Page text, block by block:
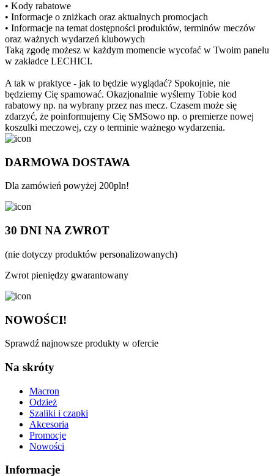
• Kody rabatowe
• Informacje o zniżkach oraz aktualnych promocjach
• Informacje na temat dostępności produktów, terminów meczów
oraz ważnych wydarzeń klubowych
Taką zgodę możesz w każdym momencie wycofać w Twoim panelu
w zakładce LECHICI.
A tak w praktyce - jak to będzie wyglądać? Spokojnie, nie
będziemy Cię spamować. Okazjonalnie wyślemy Tobie kod
rabatowy np. na wybrany przez nas mecz. Czasem może się
zdarzyć, że poinformujemy Cię SMSowo np. o premierze nowej
koszulki meczowej, czy o terminie ważnego wydarzenia.
DARMOWA DOSTAWA
Dla zamówień powyżej 200pln!
30 DNI NA ZWROT
(nie dotyczy produktów personalizowanych)
Zwrot pieniędzy gwarantowany
NOWOŚCI!
Sprawdź najnowsze produkty w ofercie
Na skróty
Macron
Odzież
Szaliki i czapki
Akcesoria
Promocje
Nowości
Informacje